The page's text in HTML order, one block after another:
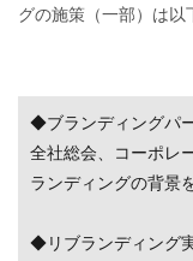
グの施策（一部）は以
◆ブランディングパ
全社総会、コーポレ
ランディングの背景
◆リブランディング